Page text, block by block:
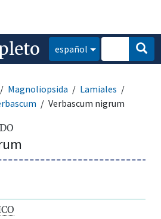
español
Magnoliopsida
Lamiales
Verbascum nigrum